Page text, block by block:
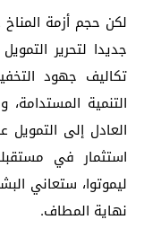
لكن حجم أزمة
جديدا لتحرير
تكاليف جهود
التنمية
العادل إلى
استثمار في
ليموتوا، ستعاني
نهاية المطاف.